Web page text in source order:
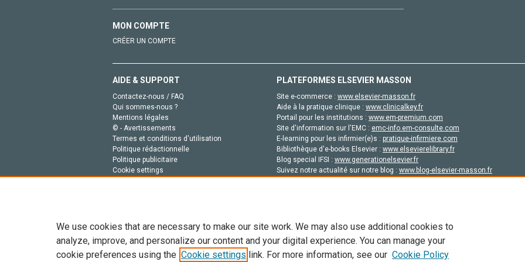
MON COMPTE
CRÉER UN COMPTE
AIDE & SUPPORT
Contactez-nous / FAQ
Qui sommes-nous ?
Mentions légales
© - Avertissements
Termes et conditions d'utilisation
Politique rédactionnelle
Politique publicitaire
Cookie settings
PLATEFORMES ELSEVIER MASSON
Site e-commerce : www.elsevier-masson.fr
Aide à la pratique clinique : www.clinicalkey.fr
Portail pour les institutions : www.em-premium.com
Site d'information sur l'EMC : emc-info.em-consulte.com
E-learning pour les infirmier(e)s : pratique-infirmiere.com
Bibliothèque d'e-books Elsevier : www.elsevierelibrary.fr
Blog special IFSI : www.generationelsevier.fr
Suivez notre actualité sur notre blog : www.blog-elsevier-masson.fr
Tout le contenu de ce site: Copyright © 2026 Elsevier, ses concédants de licence et ses contributeurs. Tout les droits sont réservés,
We use cookies that are necessary to make our site work. We may also use additional cookies to
analyze, improve, and personalize our content and your digital experience. You can manage your
cookie preferences using the Cookie settings link. For more information, see our Cookie Policy